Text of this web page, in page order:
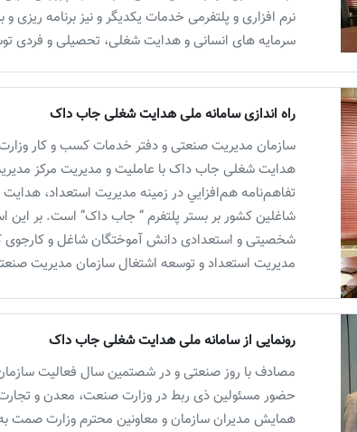
نرم افزاری و پلتفرمی خدمات يكديگر و نيز برنامه
سرمايه های انسانی و هدايت شغلی، تحصيلی و فردی
راه اندازی سامانه ملی هدایت شغلی جاب داک
سازمان مدیریت صنعتی و دفتر خدمات کسب و کار
هدایت شغلی جاب داک با عاملیت و مدیریت مرکز
تفاهم‌نامه هم‌افزايي در زمينه‌ مدیریت استعداد،
شاغلین کشور بر بستر پلتفرم ” جاب داک” است. بر این
شخصیتی و استعدادی دانش آموختگان شاغل و کارجوی
مدیریت استعداد و توسعه اشتغال سازمان مدیریت
رونمایی از سامانه ملی هدایت شغلی جاب داک
مصادف با روز صنعتی و در شصتمین سال فعالیت
حضور مسئولین ذی ربط در وزارت صنعت، معدن و
همایش مدیران سازمان و معاونین محترم وزارت صمت به